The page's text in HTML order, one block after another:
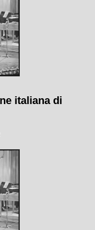
italiana di